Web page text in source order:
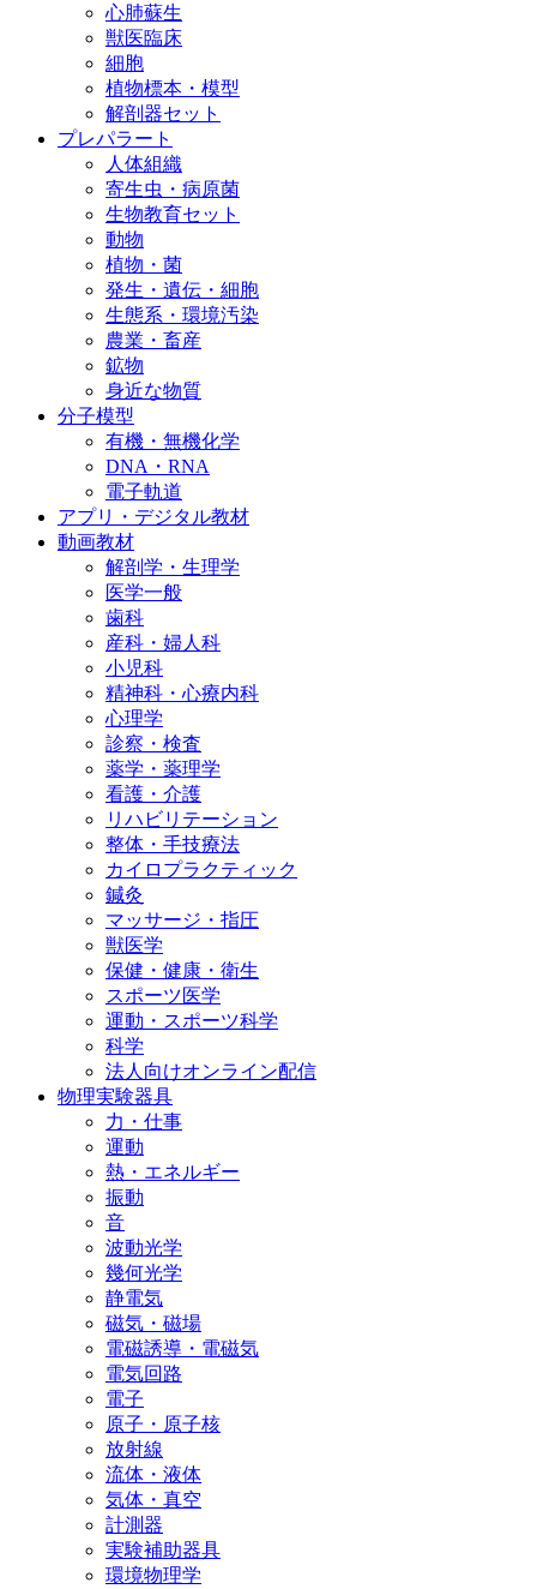
心肺蘇生
獣医臨床
細胞
植物標本・模型
解剖器セット
プレパラート
人体組織
寄生虫・病原菌
生物教育セット
動物
植物・菌
発生・遺伝・細胞
生態系・環境汚染
農業・畜産
鉱物
身近な物質
分子模型
有機・無機化学
DNA・RNA
電子軌道
アプリ・デジタル教材
動画教材
解剖学・生理学
医学一般
歯科
産科・婦人科
小児科
精神科・心療内科
心理学
診察・検査
薬学・薬理学
看護・介護
リハビリテーション
整体・手技療法
カイロプラクティック
鍼灸
マッサージ・指圧
獣医学
保健・健康・衛生
スポーツ医学
運動・スポーツ科学
科学
法人向けオンライン配信
物理実験器具
力・仕事
運動
熱・エネルギー
振動
音
波動光学
幾何光学
静電気
磁気・磁場
電磁誘導・電磁気
電気回路
電子
原子・原子核
放射線
流体・液体
気体・真空
計測器
実験補助器具
環境物理学